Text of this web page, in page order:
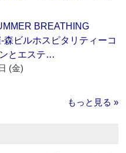
BREATHING
森ビルホスピタリティーコ
とエステ…
(金)
もっと見る »